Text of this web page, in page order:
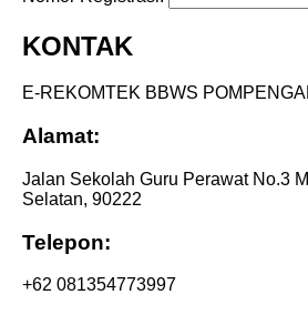
KONTAK
E-REKOMTEK BBWS
Alamat:
Jalan Sekolah Guru Perawat No.3
Selatan, 90222
Telepon:
+62 081354773997